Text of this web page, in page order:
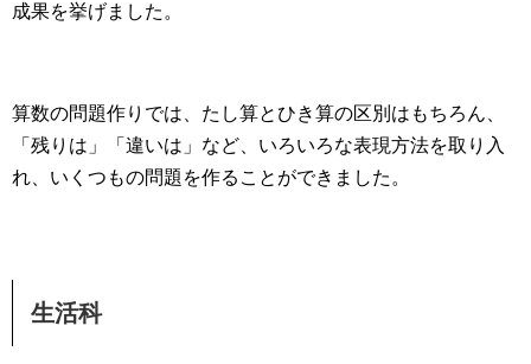
成果を挙げました。
算数の問題作りでは、たし算とひき算の区別はもちろん、
「残りは」「違いは」など、いろいろな表現方法を取り入
れ、いくつもの問題を作ることができました。
生活科